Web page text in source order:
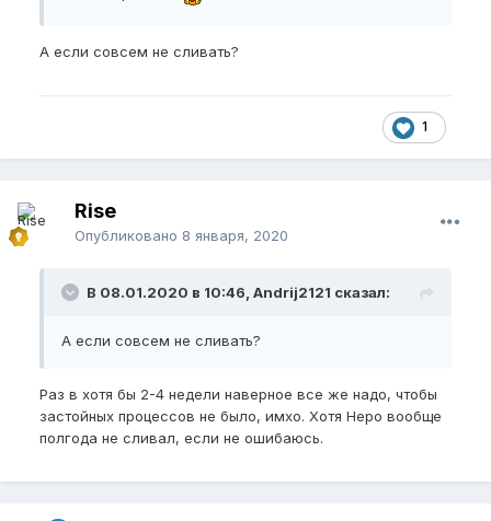
А если совсем не сливать?
1
Rise
Опубликовано 8 января, 2020
В 08.01.2020 в 10:46, Andrij2121 сказал:
А если совсем не сливать?
Раз в хотя бы 2-4 недели наверное все же надо, чтобы
застойных процессов не было, имхо. Хотя Неро вообще
полгода не сливал, если не ошибаюсь.